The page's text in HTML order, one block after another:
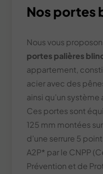
Nos portes
Nous vous
portes palières
appartement,
acier avec des
ainsi qu’un
Ces portes sont
125 mm montées
d’une serrure 5
A2P* par le CNPP
Prévention et de